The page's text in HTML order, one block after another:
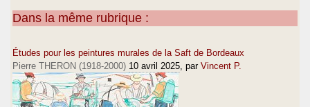
Dans la même rubrique :
Études pour les peintures murales de la Saft de Bordeaux
Pierre THERON (1918-2000) 10 avril 2025, par Vincent P.